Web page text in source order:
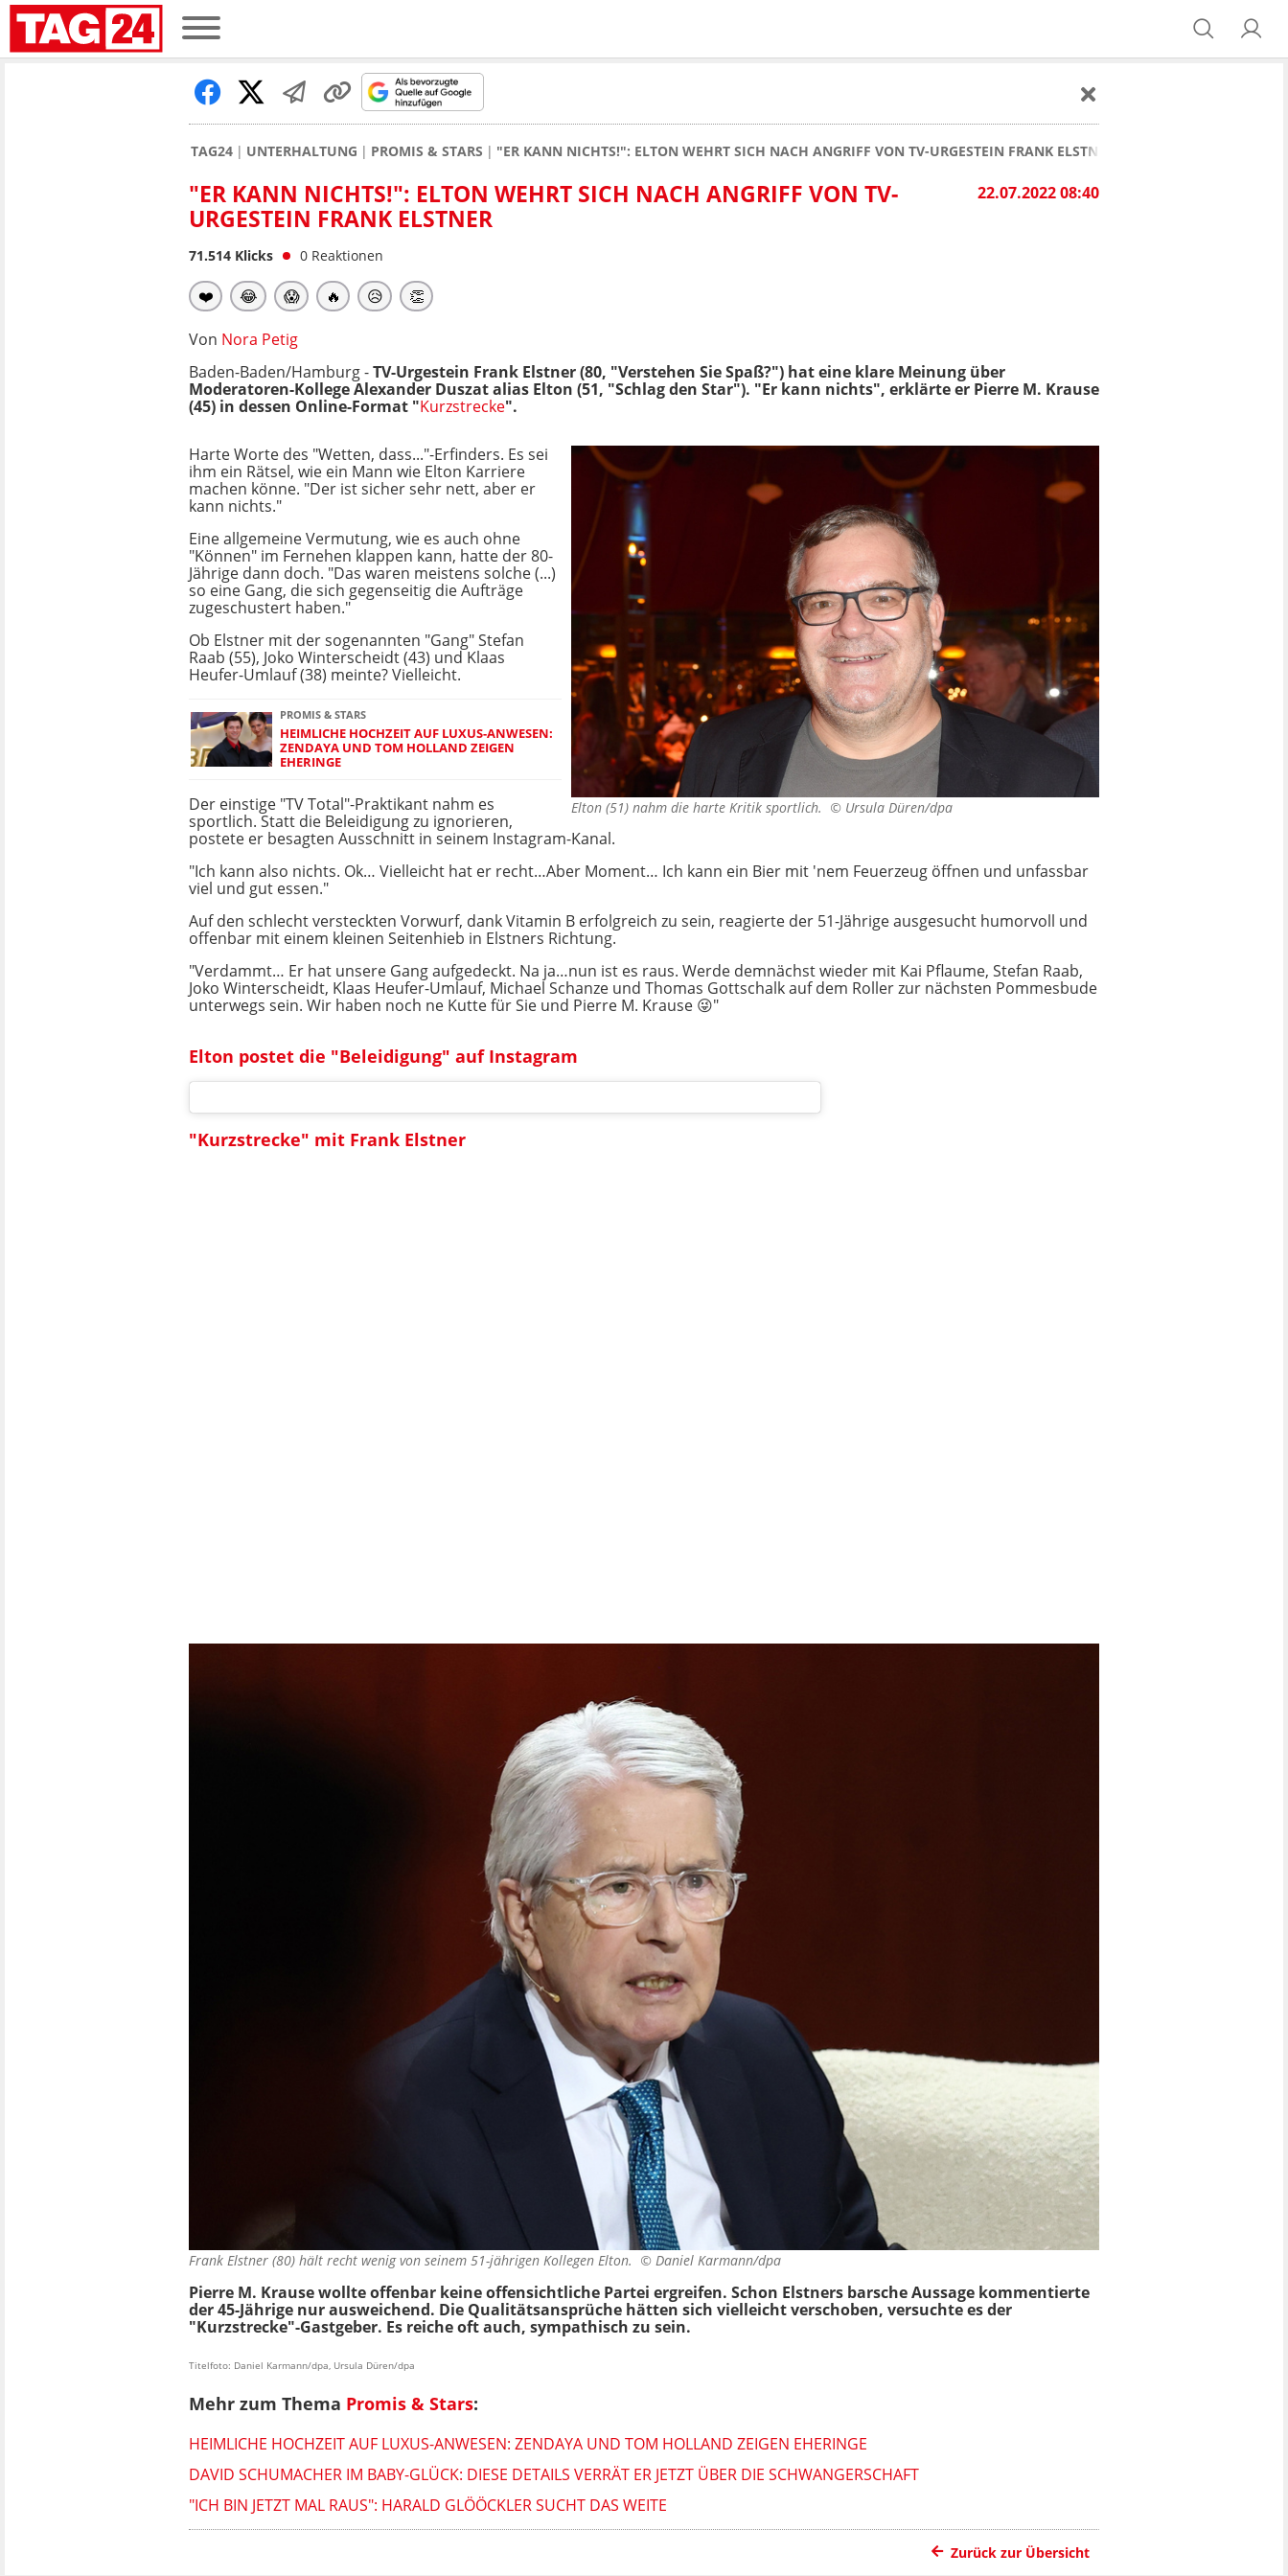
TAG24 UNTERHALTUNG PROMIS & STARS "ER KANN NICHTS!": ELTON WEHRT SICH NACH ANGRIFF VON TV-URGESTEIN FRANK ELSTNER
22.07.2022 08:40
"ER KANN NICHTS!": ELTON WEHRT SICH NACH ANGRIFF VON TV-
URGESTEIN FRANK ELSTNER
71.514 Klicks 0 Reaktionen
❤️ 😂 😱 🔥 😥 👏
Von Nora Petig
Baden-Baden/Hamburg -TV-Urgestein Frank Elstner (80, "Verstehen Sie Spaß?") hat eine klare Meinung über
Moderatoren-KollegeAlexander Duszat alias Elton (51, "Schlag den Star"). "Er kann nichts", erklärte er Pierre M. Krause
(45) in dessen Online-Format "Kurzstrecke".
Elton (51) nahm die harte Kritik sportlich. © Ursula Düren/dpa
Harte Worte des "Wetten, dass..."-Erfinders. Es sei
ihm ein Rätsel, wie ein Mann wie Elton Karriere
machen könne. "Der ist sicher sehr nett, aber er
kann nichts."
Eine allgemeine Vermutung, wie es auch ohne
"Können" im Fernehen klappen kann, hatte der 80-
Jährige dann doch. "Das waren meistens solche (...)
so eine Gang, die sich gegenseitig die Aufträge
zugeschustert haben."
Ob Elstner mit der sogenannten "Gang" Stefan
Raab (55), Joko Winterscheidt (43) und Klaas
Heufer-Umlauf (38) meinte? Vielleicht.
PROMIS & STARS
HEIMLICHE HOCHZEIT AUF LUXUS-ANWESEN:
ZENDAYA UND TOM HOLLAND ZEIGEN
EHERINGE
Der einstige "TV Total"-Praktikant nahm es
sportlich. Statt die Beleidigung zu ignorieren,
postete er besagten Ausschnitt in seinem Instagram-Kanal.
"Ich kann also nichts. Ok… Vielleicht hat er recht…Aber Moment… Ich kann ein Bier mit 'nem Feuerzeug öffnen und unfassbar
viel und gut essen."
Auf den schlecht versteckten Vorwurf, dank Vitamin B erfolgreich zu sein, reagierte der 51-Jährige ausgesucht humorvoll und
offenbar mit einem kleinen Seitenhieb in Elstners Richtung.
"Verdammt… Er hat unsere Gang aufgedeckt. Na ja…nun ist es raus. Werde demnächst wieder mit Kai Pflaume, Stefan Raab,
Joko Winterscheidt, Klaas Heufer-Umlauf, Michael Schanze und Thomas Gottschalk auf dem Roller zur nächsten Pommesbude
unterwegs sein. Wir haben noch ne Kutte für Sie und Pierre M. Krause 😜"
Elton postet die "Beleidigung" auf Instagram
"Kurzstrecke" mit Frank Elstner
Frank Elstner (80) hält recht wenig von seinem 51-jährigen Kollegen Elton. © Daniel Karmann/dpa
Pierre M. Krause wollte offenbar keine offensichtliche Partei ergreifen. Schon Elstners barsche Aussage kommentierte
der 45-Jährige nur ausweichend. Die Qualitätsansprüche hätten sich vielleicht verschoben, versuchte es der
"Kurzstrecke"-Gastgeber. Es reiche oft auch, sympathisch zu sein.
Titelfoto: Daniel Karmann/dpa, Ursula Düren/dpa
Mehr zum Thema Promis & Stars:
HEIMLICHE HOCHZEIT AUF LUXUS-ANWESEN: ZENDAYA UND TOM HOLLAND ZEIGEN EHERINGE
DAVID SCHUMACHER IM BABY-GLÜCK: DIESE DETAILS VERRÄT ER JETZT ÜBER DIE SCHWANGERSCHAFT
"ICH BIN JETZT MAL RAUS": HARALD GLÖÖCKLER SUCHT DAS WEITE
Zurück zur Übersicht